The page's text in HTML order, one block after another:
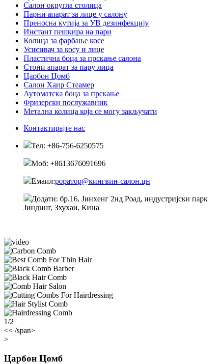
Салон округла столица
Парни апарат за лице у салону
Преносна кутија за УВ дезинфекцију
Инстант пешкира на пари
Колица за фарбање косе
Усисивач за косу и лице
Пластична боца за прскање салона
Стони апарат за пару лица
Царбон Цомб
Салон Хаир Стеамер
Аутоматска боца за прскање
Фризерски послужавник
Метална колица која се могу закључати
Контактирајте нас
Тел: +86-756-6250575
Моб: +8613676091696
Емаил:роратор@кингвин-салон.цн
Додати: бр.16, Јинхенг 2нд Роад, индустријски парк
Јиндинг, Зхухаи, Кина
1/2
<< /span>
>
Царбон Цомб